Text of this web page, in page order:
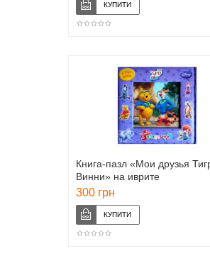
Книга-пазл «Мои друзья
Винни» на иврите
300 грн